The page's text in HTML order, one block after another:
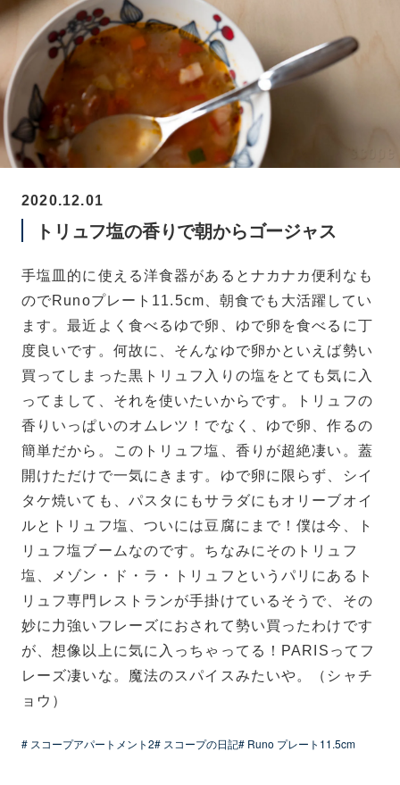
2020.12.01
トリュフ塩の香りで朝からゴージャス
手塩皿的に使える洋食器があるとナカナカ便利なも
のでRunoプレート11.5cm、朝食でも大活躍してい
ます。最近よく食べるゆで卵、ゆで卵を食べるに丁
度良いです。何故に、そんなゆで卵かといえば勢い
買ってしまった黒トリュフ入りの塩をとても気に入
ってまして、それを使いたいからです。
トリュフの
香りいっぱいのオムレツ！でなく、ゆで卵、作るの
簡単だから。このトリュフ塩、香りが超絶凄い。蓋
開けただけで一気にきます。ゆで卵に限らず、シイ
タケ焼いても、パスタにもサラダにもオリーブオイ
ルとトリュフ塩、ついには豆腐にまで！僕は今、ト
リュフ塩ブームなのです。ちなみにそのトリュフ
塩、メゾン・ド・ラ・トリュフというパリにあるト
リュフ専門レストランが手掛けているそうで、その
妙に力強いフレーズにおされて勢い買ったわけです
が、想像以上に気に入っちゃってる！PARISってフ
レーズ凄いな。魔法のスパイスみたいや。（シャチ
ョウ）
# スコープアパートメント2# スコープの日記# Runo プレート11.5cm